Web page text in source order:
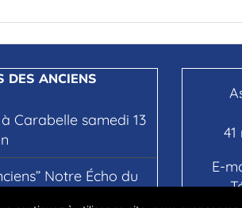
DES ANCIENS
Carabelle samedi 13
Notre Écho du
E-